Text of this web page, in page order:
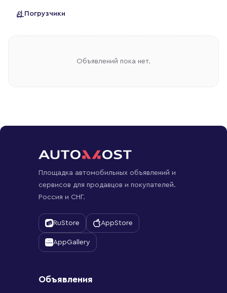
Погрузчики
Объявлений пока нет.
Площадка автомобильных объявлений и
сервисов для продавцов и покупателей.
Россия и СНГ.
RuStore AppStore
AppGallery
Объявления